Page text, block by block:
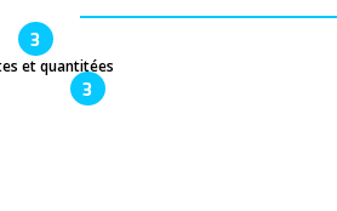
3
et quantitées
3